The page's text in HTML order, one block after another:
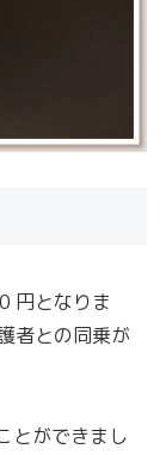
円となりま
者との同乗が
とができまし